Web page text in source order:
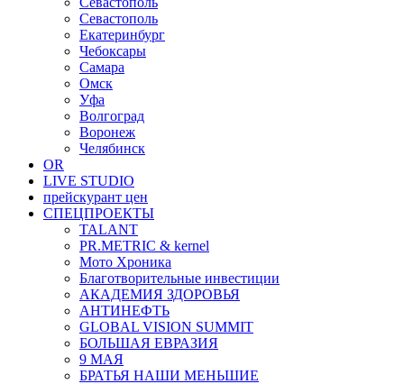
Севастополь
Екатеринбург
Чебоксары
Самара
Омск
Уфа
Волгоград
Воронеж
Челябинск
OR
LIVE STUDIO
прейскурант цен
СПЕЦПРОЕКТЫ
TALANT
PR.METRIC & kernel
Мото Хроника
Благотворительные инвестиции
АКАДЕМИЯ ЗДОРОВЬЯ
АНТИНЕФТЬ
GLOBAL VISION SUMMIT
БОЛЬШАЯ ЕВРАЗИЯ
9 МАЯ
БРАТЬЯ НАШИ МЕНЬШИЕ